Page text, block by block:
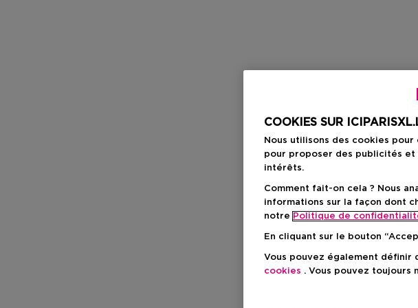
COOKIES SUR
Nous utilisons des cookies
pour proposer des publicités et
intérêts.
Comment fait-on cela ? Nous
informations sur la façon dont
notre Politique de
En cliquant sur le bouton
Vous pouvez également définir
cookies . Vous pouvez